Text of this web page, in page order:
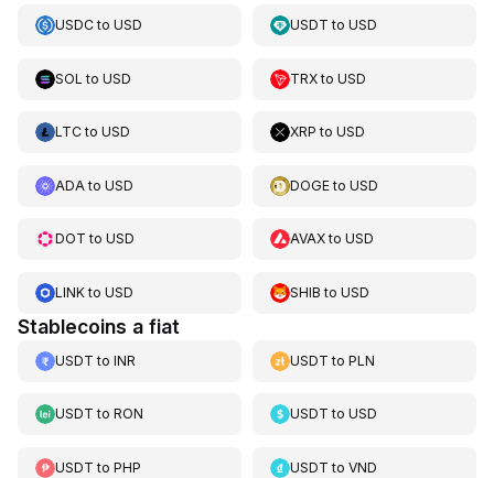
USDCto USD USDT toUSD
SOL to USD TRXtoUSD
LTCto USD XRP toUSD
ADA to USD DOGEtoUSD
DOT to USD AVAXtoUSD
LINKto USD SHIB toUSD
Stablecoins a fiat
USDT to INR USDT toPLN
USDT to RON USDT toUSD
USDT to PHP USDT toVND